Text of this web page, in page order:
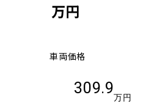
万円
車両価格
309.9
万円